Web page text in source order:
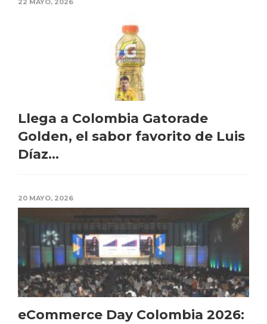
22 MAYO, 2026
Llega a Colombia Gatorade
Golden, el sabor favorito de Luis
Díaz...
20 MAYO, 2026
eCommerce Day Colombia 2026: